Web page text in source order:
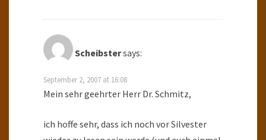
Scheibstersays:
September 2, 2007 at 16:08
Mein sehr geehrter Herr Dr. Schmitz,
ich hoffe sehr, dass ich noch vor Silvester